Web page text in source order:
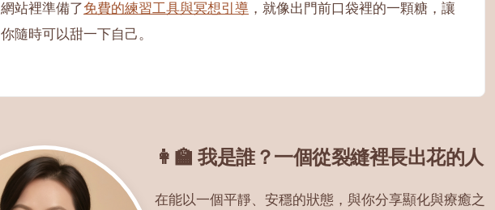
網站裡準備了免費的練習工具與冥想引導 ，就像出門前口袋裡的一顆糖，讓
你隨時可以甜一下自己。
👩‍🏫 我是誰？一個從裂縫裡長出花的人
在能以一個平靜、安穩的狀態，與你分享顯化與療癒之